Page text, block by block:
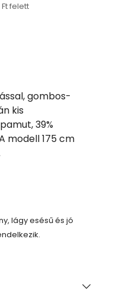
felett
gombos-
kis
39%
modell 175 cm
lágy esésű és jó